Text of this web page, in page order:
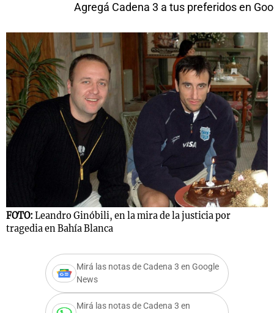
Agregá Cadena 3 a tus preferidos en
FOTO: Leandro Ginóbili, en la mira de la justicia por
tragedia en Bahía Blanca
Mirá las notas de Cadena 3 en Google
News
Mirá las notas de Cadena 3 en